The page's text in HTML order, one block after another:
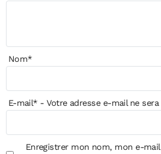
Nom*
E-mail*- Votre adresse e-mail ne sera
Enregistrer mon nom, mon e-